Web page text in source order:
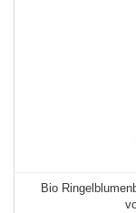
Bio